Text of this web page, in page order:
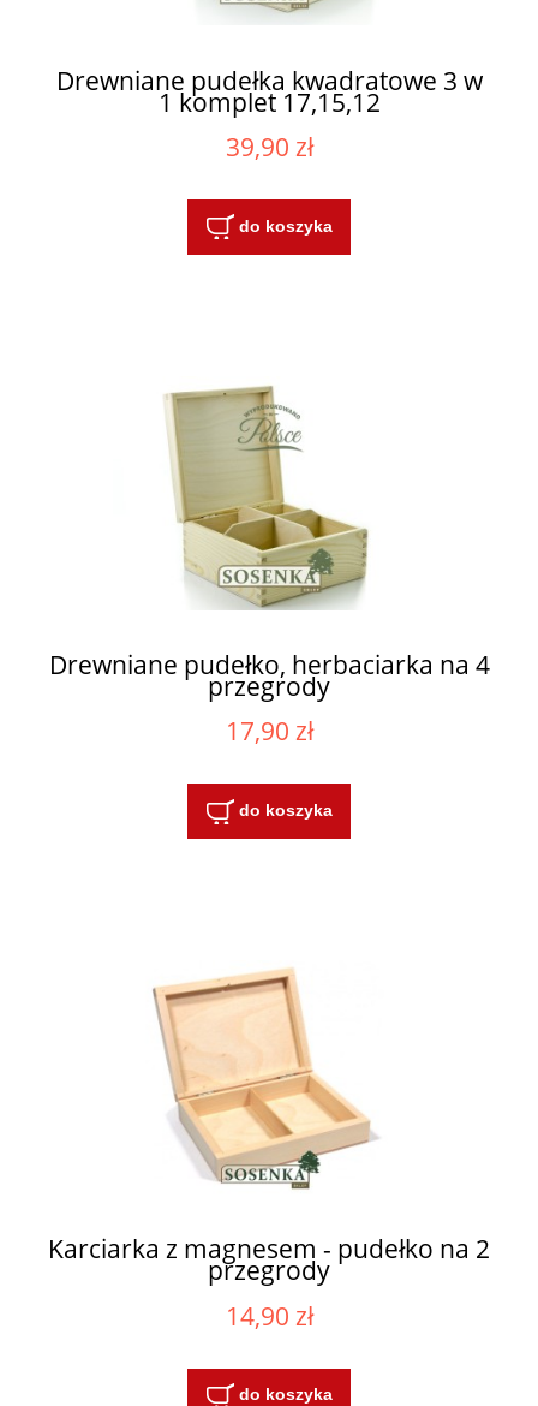
Drewniane pudełka kwadratowe 3 w
1 komplet 17,15,12
39,90 zł
do koszyka
Drewniane pudełko, herbaciarka na 4
przegrody
17,90 zł
do koszyka
Karciarka z magnesem - pudełko na 2
przegrody
14,90 zł
do koszyka